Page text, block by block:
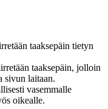
taaksepäin tietyn
taaksepäin, jolloin
sivun laitaan.
vasemmalle
oikealle.